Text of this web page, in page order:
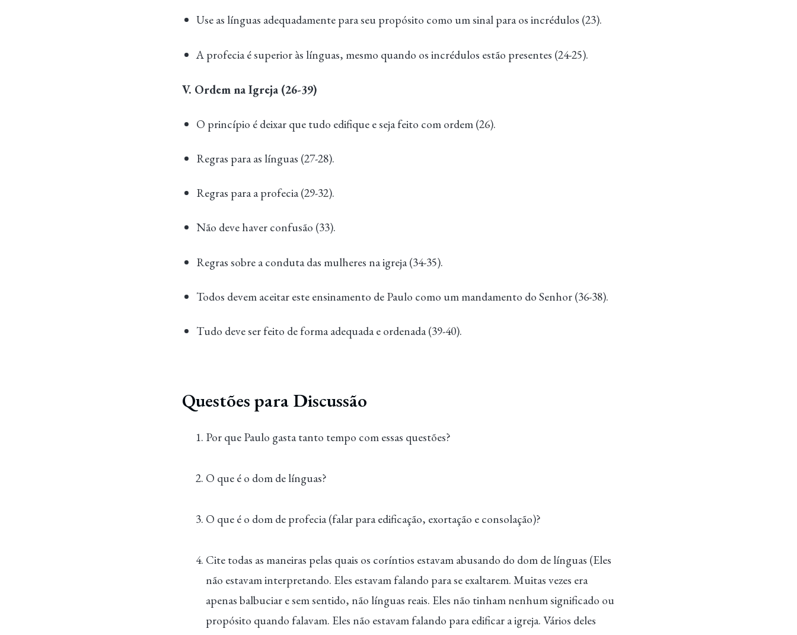
Use as línguas adequadamente para seu propósito como um sinal para os incrédulos (23).
A profecia é superior às línguas, mesmo quando os incrédulos estão presentes (24-25).
V. Ordem na Igreja (26-39)
O princípio é deixar que tudo edifique e seja feito com ordem (26).
Regras para as línguas (27-28).
Regras para a profecia (29-32).
Não deve haver confusão (33).
Regras sobre a conduta das mulheres na igreja (34-35).
Todos devem aceitar este ensinamento de Paulo como um mandamento do Senhor (36-38).
Tudo deve ser feito de forma adequada e ordenada (39-40).
Questões para Discussão
Por que Paulo gasta tanto tempo com essas questões?
O que é o dom de línguas?
O que é o dom de profecia (falar para edificação, exortação e consolação)?
Cite todas as maneiras pelas quais os coríntios estavam abusando do dom de línguas (Eles
não estavam interpretando. Eles estavam falando para se exaltarem. Muitas vezes era
apenas balbuciar e sem sentido, não línguas reais. Eles não tinham nenhum significado ou
propósito quando falavam. Eles não estavam falando para edificar a igreja. Vários deles